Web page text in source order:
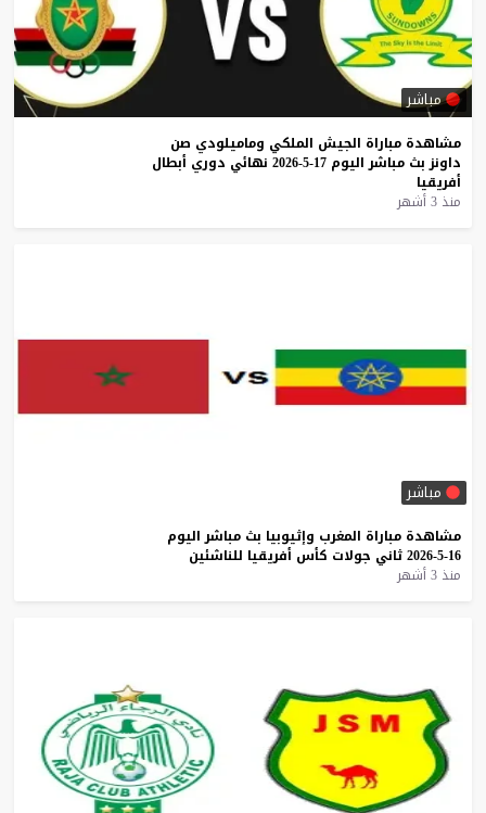
مباشر
مشاهدة مباراة الجيش الملكي وماميلودي صن
داونز بث مباشر اليوم 17-5-2026 نهائي دوري أبطال
أفريقيا
منذ 3 أشهر
مباشر
مشاهدة مباراة المغرب وإثيوبيا بث مباشر اليوم
16-5-2026
ثاني جولات كأس أفريقيا للناشئين
منذ 3 أشهر